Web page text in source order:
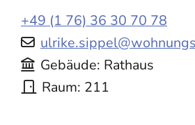
+49 (1 76) 36 30 70 78
Gebäude Rathaus
Raum 211